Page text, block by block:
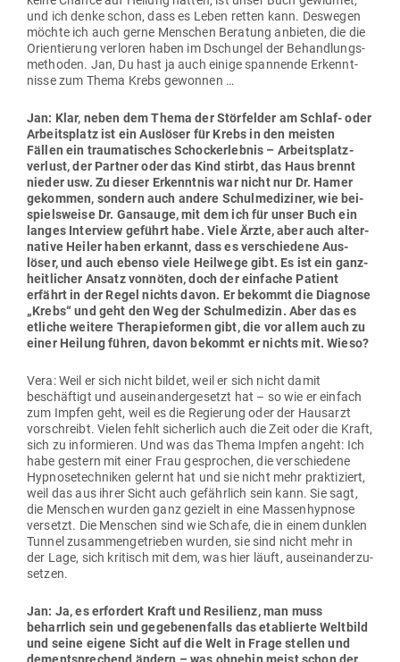
und ich denke schon, dass es Leben retten kann. Des­wegen
möchte ich auch gerne Men­schen Beratung anbieten, die die
Ori­en­tierung ver­loren haben im Dschungel der Behand­lungs­
me­thoden. Jan, Du hast ja auch einige span­nende Erkennt­
nisse zum Thema Krebs gewonnen …
Jan: Klar, neben dem Thema der Stör­felder am Schlaf- oder
Arbeits­platz ist ein Aus­löser für Krebs in den meisten
Fällen ein trau­ma­ti­sches Schock­erlebnis – Arbeits­platz­
verlust, der Partner oder das Kind stirbt, das Haus brennt
nieder usw. Zu dieser Erkenntnis war nicht nur Dr. Hamer
gekommen, sondern auch andere Schul­me­di­ziner, wie bei­
spiels­weise Dr. Gan­sauge, mit dem ich für unser Buch ein
langes Interview geführt habe. Viele Ärzte, aber auch alter­
native Heiler haben erkannt, dass es ver­schiedene Aus­
löser, und auch ebenso viele Heilwege gibt. Es ist ein ganz­
heit­licher Ansatz von­nöten, doch der ein­fache Patient
erfährt in der Regel nichts davon. Er bekommt die Dia­gnose
„Krebs“ und geht den Weg der Schul­me­dizin. Aber das es
etliche weitere The­ra­pie­formen gibt, die vor allem auch zu
einer Heilung führen, davon bekommt er nichts mit. Wieso?
Vera: Weil er sich nicht bildet, weil er sich nicht damit
beschäftigt und aus­ein­an­der­ge­setzt hat – so wie er einfach
zum Impfen geht, weil es die Regierung oder der Hausarzt
vor­schreibt. Vielen fehlt sicherlich auch die Zeit oder die Kraft,
sich zu infor­mieren. Und was das Thema Impfen angeht: Ich
habe gestern mit einer Frau gesprochen, die ver­schiedene
Hyp­no­se­tech­niken gelernt hat und sie nicht mehr prak­ti­ziert,
weil das aus ihrer Sicht auch gefährlich sein kann. Sie sagt,
die Men­schen wurden ganz gezielt in eine Mas­sen­hypnose
ver­setzt. Die Men­schen sind wie Schafe, die in einem dunklen
Tunnel zusam­men­ge­trieben wurden, sie sind nicht mehr in
der Lage, sich kri­tisch mit dem, was hier läuft, aus­ein­an­der­zu­
setzen.
Jan: Ja, es erfordert Kraft und Resi­lienz, man muss
beharrlich sein und gege­be­nen­falls das eta­blierte Weltbild
und seine eigene Sicht auf die Welt in Frage stellen und
dem­entspre­chend ändern – was ohnehin meist schon der